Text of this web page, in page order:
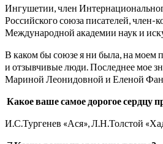
Ингушетии, член
Российского союза писателей, член-
Международной академии наук и
В каком бы союзе я ни была, на моем
и отзывчивые люди. Последнее мое
Мариной Леонидовной и Еленой
Какое ваше самое дорогое сердцу
И.С.Тургенев «Ася», Л.Н.Толстой